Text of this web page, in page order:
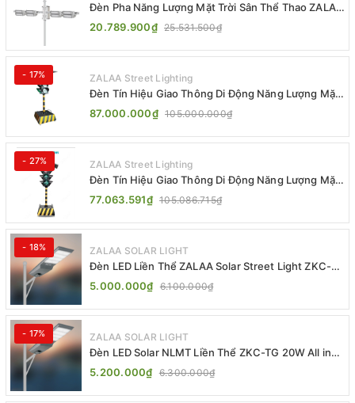
Đèn Pha Năng Lượng Mặt Trời Sân Thể Thao ZALAA
Jsc Chống Nước IP65 Cao Cấp
20.789.900₫ 25.531.500₫
- 17% ZALAA Street Lighting
Đèn Tín Hiệu Giao Thông Di Động Năng Lượng Mặt
Trời ZALAA ZL-300A-D
87.000.000₫ 105.000.000₫
- 27% ZALAA Street Lighting
Đèn Tín Hiệu Giao Thông Di Động Năng Lượng Mặt
Trời ZALAA ZL-409300C
77.063.591₫ 105.086.715₫
- 18% ZALAA SOLAR LIGHT
Đèn LED Liền Thể ZALAA Solar Street Light ZKC-
TG 20W 25W 30W All In One
5.000.000₫ 6.100.000₫
- 17% ZALAA SOLAR LIGHT
Đèn LED Solar NLMT Liền Thể ZKC-TG 20W All in
One | ZALAA Street Light
5.200.000₫ 6.300.000₫